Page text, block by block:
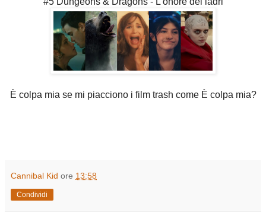
È colpa mia se mi piacciono i film trash come È colpa mia?
Cannibal Kid ore 13:58
Condividi